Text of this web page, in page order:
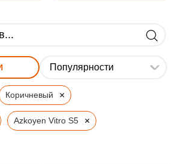
Коричневый ×
Azkoyen Vitro S5 ×